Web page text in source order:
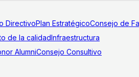
DirectivoPlan EstratégicoConsejo de
de la calidadInfraestructura
AlumniConsejo Consultivo